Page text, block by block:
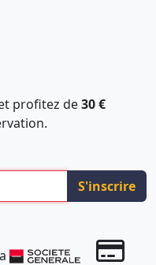
profitez de30 €
S'inscrire